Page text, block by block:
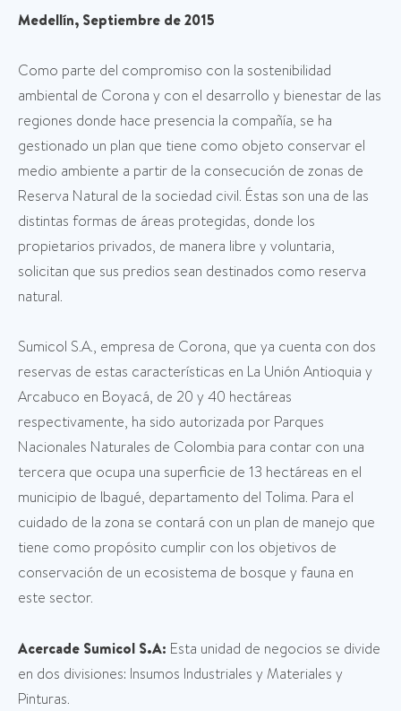
Medellín, Septiembre de 2015
Como parte del compromiso con la sostenibilidad
ambiental de Corona y con el desarrollo y bienestar de las
regiones donde hace presencia la compañía, se ha
gestionado un plan que tiene como objeto conservar el
medio ambiente a partir de la consecución de zonas de
Reserva Natural de la sociedad civil. Éstas son una de las
distintas formas de áreas protegidas, donde los
propietarios privados, de manera libre y voluntaria,
solicitan que sus predios sean destinados como reserva
natural.
Sumicol S.A., empresa de Corona, que ya cuenta con dos
reservas de estas características en La Unión Antioquia y
Arcabuco en Boyacá, de 20 y 40 hectáreas
respectivamente, ha sido autorizada por Parques
Nacionales Naturales de Colombia para contar con una
tercera que ocupa una superficie de 13 hectáreas en el
municipio de Ibagué, departamento del Tolima. Para el
cuidado de la zona se contará con un plan de manejo que
tiene como propósito cumplir con los objetivos de
conservación de un ecosistema de bosque y fauna en
este sector.
Acercade Sumicol S.A: Esta unidad de negocios se divide
en dos divisiones: Insumos Industriales y Materiales y
Pinturas.